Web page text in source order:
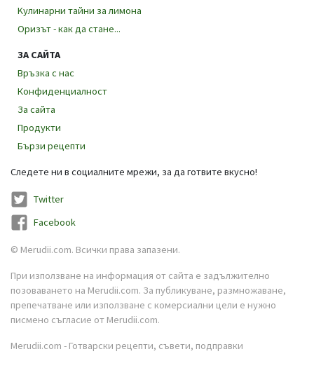
Kулинарни тайни за лимона
Оризът - как да стане...
ЗА САЙТА
Връзка с нас
Конфиденциалност
За сайта
Продукти
Бързи рецепти
Следете ни в социалните мрежи, за да готвите вкусно!
Twitter
Facebook
© Merudii.com. Всички права запазени.
При използване на информация от сайта е задължително
позоваването на Merudii.com. За публикуване, размножаване,
препечатване или използване с комерсиални цели е нужно
писмено съгласие от Merudii.com.
Merudii.com - Готварски рецепти, съвети, подправки